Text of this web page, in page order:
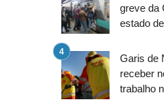
greve da
estado
Garis de
receber
trabalho